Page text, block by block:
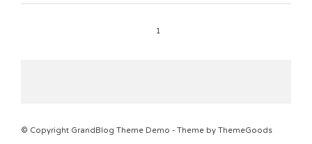
1
© Copyright GrandBlog Theme Demo - Theme by ThemeGoods